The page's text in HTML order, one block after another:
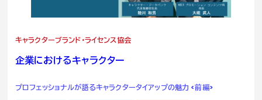
キャラクターブランド・ライセンス協会
企業におけるキャラクター
プロフェッショナルが語るキャラクタータイアップの魅力 <前編>